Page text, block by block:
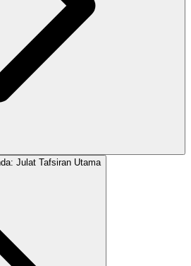
Julat Tafsiran Utama